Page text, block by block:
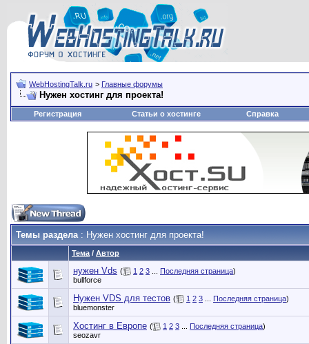
WebHostingTalk.ru > Главные форумы
Нужен хостинг для проекта!
Регистрация Статьи о хостинге Справка
Темы раздела: Нужен хостинг для проекта!
Тема / Автор
нужен Vds ( 1 2 3 Последняя страница)
bullforce
Нужен VDS для тестов ( 1 2 3 Последняя страница)
bluemonster
Хостинг в Европе ( 1 2 3 Последняя страница)
seozavr